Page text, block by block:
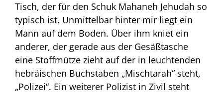
Tisch, der für den Schuk Mahaneh Jehudah so
typisch ist. Unmittelbar hinter mir liegt ein
Mann auf dem Boden. Über ihm kniet ein
anderer, der gerade aus der Gesäßtasche
eine Stoffmütze zieht auf der in leuchtenden
hebräischen Buchstaben „Mischtarah“ steht,
„Polizei“. Ein weiterer Polizist in Zivil steht